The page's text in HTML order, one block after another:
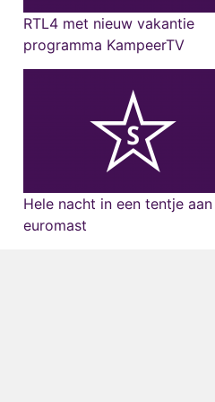
RTL4 met nieuw vakantie
programma KampeerTV
Hele nacht in een tentje
euromast